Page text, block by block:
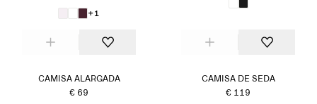
+1
CAMISA ALARGADA
€ 69
CAMISA DE SEDA
€ 119